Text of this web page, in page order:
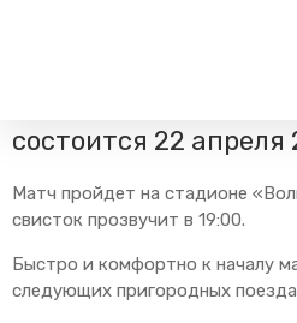
Справочник
Режим работы билетных
112
Футбольный матч
состоится 22 апреля
Матч пройдет на стадионе
свисток прозвучит в 19:00.
Быстро и комфортно к началу
следующих пригородных